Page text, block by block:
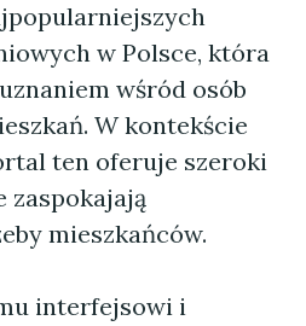
w Polsce, która
wśród osób
W kontekście
ten oferuje szeroki
zaspokajają
mieszkańców.
interfejsowi i